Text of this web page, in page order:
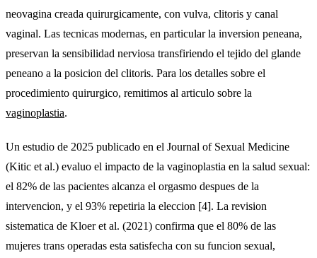
neovagina creada quirurgicamente, con vulva, clitoris y canal
vaginal. Las tecnicas modernas, en particular la inversion peneana,
preservan la sensibilidad nerviosa transfiriendo el tejido del glande
peneano a la posicion del clitoris. Para los detalles sobre el
procedimiento quirurgico, remitimos al articulo sobre la
vaginoplastia.
Un estudio de 2025 publicado en el Journal of Sexual Medicine
(Kitic et al.) evaluo el impacto de la vaginoplastia en la salud sexual:
el 82% de las pacientes alcanza el orgasmo despues de la
intervencion, y el 93% repetiria la eleccion [4]. La revision
sistematica de Kloer et al. (2021) confirma que el 80% de las
mujeres trans operadas esta satisfecha con su funcion sexual,